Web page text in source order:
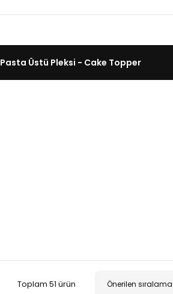
Pasta Üstü Pleksi - Cake Topper
Toplam 51 ürün